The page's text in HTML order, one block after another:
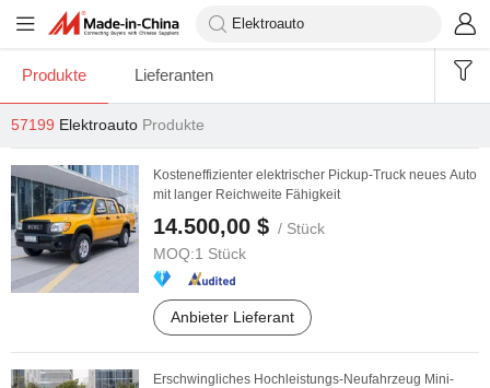
Produkte Lieferanten
57199 Elektroauto Produkte
Kosteneffizienter elektrischer Pickup-Truck neues Auto
mit langer Reichweite Fähigkeit
14.500,00 $ / Stück
MOQ:1 Stück
Anbieter Lieferant
Erschwingliches Hochleistungs-Neufahrzeug Mini-